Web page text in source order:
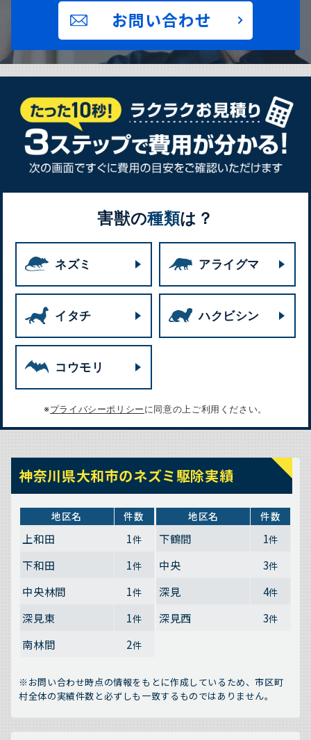
お問い合わせ
害獣の種類は？
ネズミ アライグマ
イタチ ハクビシン
コウモリ
※プライバシーポリシーに同意の上ご利用ください。
神奈川県大和市のネズミ駆除実績
地区名 件数
上和田 1件
下和田 1件
中央林間 1件
深見東 1件
南林間 2件
地区名 件数
下鶴間 1件
中央 3件
深見 4件
深見西 3件
※お問い合わせ時点の情報をもとに作成しているため、市区町
村全体の実績件数と必ずしも一致するものではありません。